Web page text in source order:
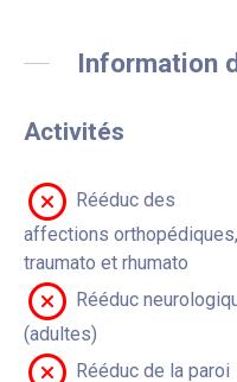
Information
Activités
Rééduc des
affections orthopédiques,
traumato et rhumato
Rééduc
(adultes)
Rééduc de la paroi